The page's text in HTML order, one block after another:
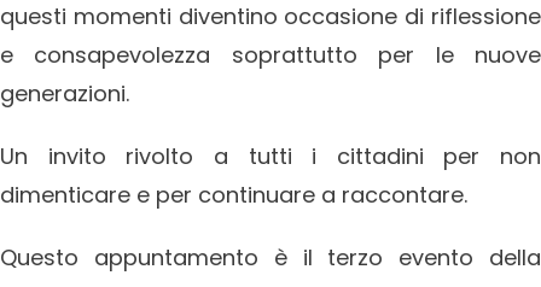
questi momenti diventino occasione di riflessione
e consapevolezza soprattutto per le nuove
generazioni.
Un invito rivolto a tutti i cittadini per non
dimenticare e per continuare a raccontare.
Questo appuntamento è il terzo evento della